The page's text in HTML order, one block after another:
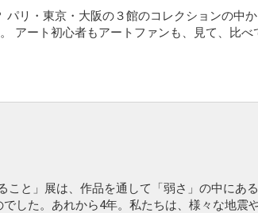
リ・東京・大阪の３館のコレクションの中か
アート初心者もアートファンも、見て、比べ
。
こと」展は、作品を通して「弱さ」の中にあ
した。あれから4年。私たちは、様々な地震